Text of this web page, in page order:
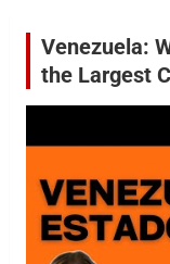
Venezuela:
the Largest